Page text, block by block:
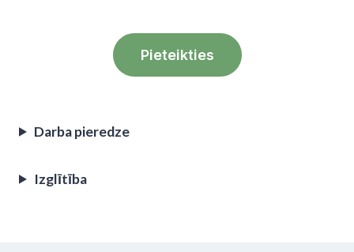
Pieteikties
Darba pieredze
Izglītība